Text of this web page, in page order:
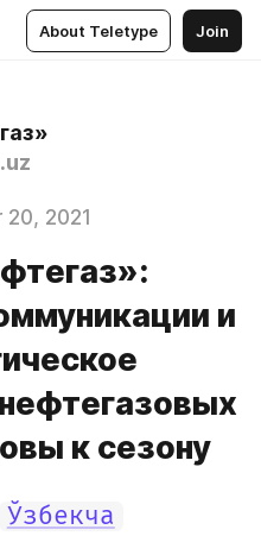
About Teletype Join
20, 2021
и
к сезону
Ўзбекча